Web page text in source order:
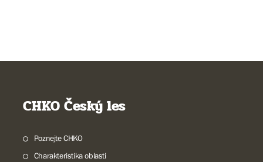
CHKO Český les
Poznejte CHKO
Charakteristika oblasti